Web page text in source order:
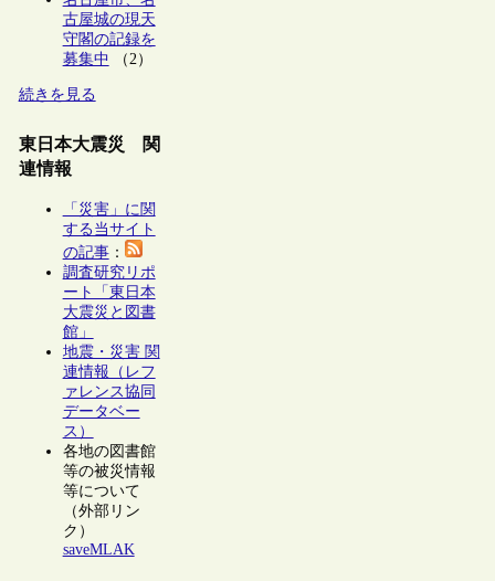
古屋城の現天
守閣の記録を
募集中 （2）
続きを見る
東日本大震災 関
連情報
「災害」に関
する当サイト
の記事：
調査研究リポ
ート「東日本
大震災と図書
館」
地震・災害 関
連情報（レフ
ァレンス協同
データベー
ス）
各地の図書館
等の被災情報
等について
（外部リン
ク）
saveMLAK